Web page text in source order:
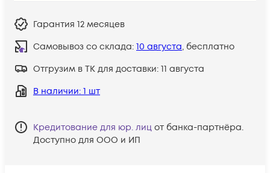
Гарантия 12 месяцев
Самовывоз со склада: 10 августа, бесплатно
Отгрузим в ТК для доставки: 11 августа
В наличии: 1 шт
Кредитование для юр. лиц от банка-партнёра.
Доступно для ООО и ИП